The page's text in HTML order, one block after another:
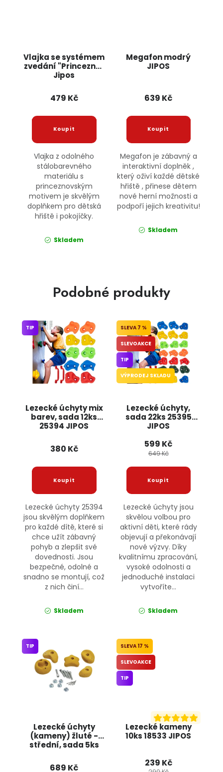
Vlajka se systémem
zvedání "Princezna"
Jipos
479 Kč
Vlajka z odolného
stálobarevného
materiálu s
princeznovským
motivem je skvělým
doplňkem pro dětská
hřiště i pokojíčky.
Skladem
Megafon modrý
JIPOS
639 Kč
Megafon je zábavný a
interaktivní doplněk ,
který oživí každé dětské
hřiště , přinese dětem
nové herní možnosti a
podpoří jejich kreativitu!
Skladem
Podobné produkty
Lezecké úchyty mix
barev, sada 12ks
25394 JIPOS
TIP
380 Kč
Lezecké úchyty 25394
jsou skvělým doplňkem
pro každé dítě, které si
chce užít zábavný
pohyb a zlepšit své
dovednosti. Jsou
bezpečné, odolné a
snadno se montují, což
z nich činí...
Skladem
Lezecké úchyty,
sada 22ks 25395
JIPOS
7 %
SLEVOAKCE
TIP
VÝPRODEJ SKLADU
599 Kč
649 Kč
Lezecké úchyty jsou
skvělou volbou pro
aktivní děti, které rády
objevují a překonávají
nové výzvy. Díky
kvalitnímu zpracování,
vysoké odolnosti a
jednoduché instalaci
vytvoříte...
Skladem
Lezecké úchyty
(kameny) žluté -
střední, sada 5ks
TIP
689 Kč
Lezecké kameny
10ks 18533 JIPOS
17 %
SLEVOAKCE
TIP
239 Kč